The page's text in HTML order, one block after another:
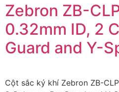
Zebron ZB-
0.32mm ID, 2
Guard and Y-
Cột sắc ký khí Zebron ZB-